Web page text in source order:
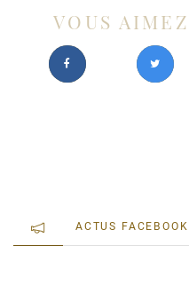
VOUS
ACTUS FACEBOOK